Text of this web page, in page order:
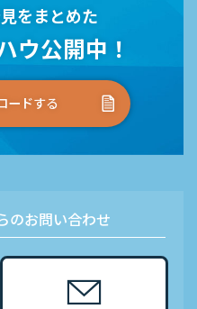
をまとめた
ウ公開中！
ードする
のお問い合わせ